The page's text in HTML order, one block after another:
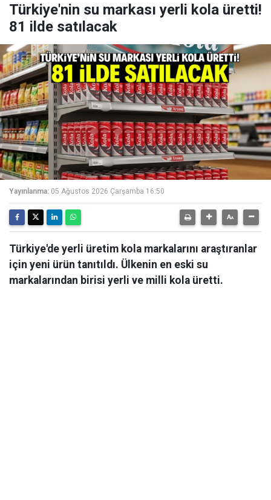
Türkiye'nin su markası yerli kola üretti!
81 ilde satılacak
Yayınlanma: 05 Ağustos 2026 Çarşamba 16:50
Türkiye'de yerli üretim kola markalarını araştıranlar
için yeni ürün tanıtıldı. Ülkenin en eski su
markalarından birisi yerli ve milli kola üretti.